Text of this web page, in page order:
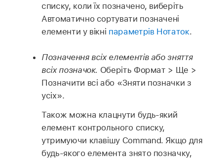
списку, коли їх позначено, виберіть
Автоматично сортувати позначені
елементи у вікні параметрів Нотаток.
Позначення всіх елементів або зняття
всіх позначок. Оберіть Формат > Ще >
Позначити всі або «Зняти позначки з
усіх».
Також можна клацнути будь-який
елемент контрольного списку,
утримуючи клавішу Command. Якщо для
будь-якого елемента знято позначку,